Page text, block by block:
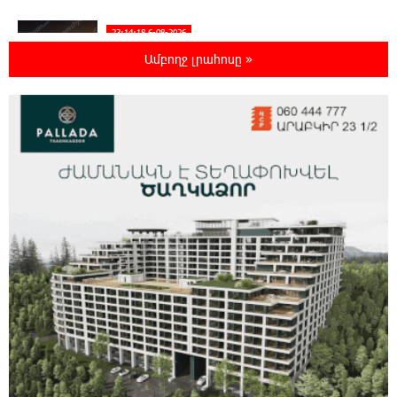
23:14:18 6-08-2026
Խոշոր հրդեհ՝ Երևանի Սիլիկյան թաղամասի
հարևանությամբ գտնվող աղբավայրում.
Հնդկաստանի և Իսրայելի վարչապետները
քննարկել են Մերձավոր Արևելքում տիրող
22:37:22 6-08-2026
Մալաթիա-Սեբաստիա վարչական շրջանում
արմատից փտած հերթական ծառն է
տապալվել
22:19:14 6-08-2026
Իրանը և Օմանը պլանավորում են փոխել
Հորմուզի նեղուցի նավագնացության
Ամբողջ լրահոսը »